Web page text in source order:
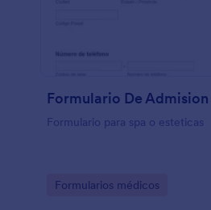
Formulario De Admision
Formulario para spa o esteticas
Go to Category:
Formularios médicos